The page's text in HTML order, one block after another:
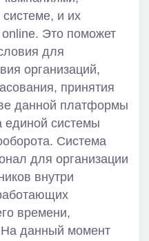
и их
Это поможет
для
организаций,
принятия
данной платформы
единой системы
Система
для организации
внутри
времени,
На данный момент